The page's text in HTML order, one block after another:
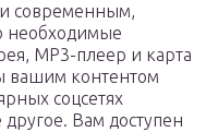
современным,
необходимые
MP3-плеер и карта
вашим контентом
соцсетях
Вам доступен